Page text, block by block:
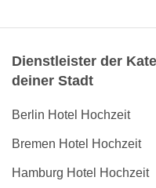
Dienstleister der
deiner Stadt
Berlin Hotel Hochzeit
Bremen Hotel Hochzeit
Hamburg Hotel Hochzeit